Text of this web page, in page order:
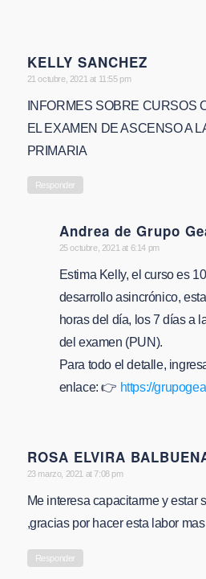
KELLY SANCHEZ
says:
21 octubre, 2021 at 11:55 pm
INFORMES SOBRE CURSOS
EL EXAMEN DE ASCENSO A
PRIMARIA
Responder
Andrea de Grupo
says:
25 octubre, 2021 at 6:14 pm
Estima Kelly, el curso es
desarrollo asincrónico,
horas del día, los 7 días a
del examen (PUN).
Para todo el detalle,
enlace: 👉 https://
ROSA ELVIRA
says:
23 marzo, 2021 at 7:08 pm
Me interesa capacitarme y estar
,gracias por hacer esta labor
Responder